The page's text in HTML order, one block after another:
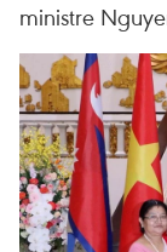
ministre